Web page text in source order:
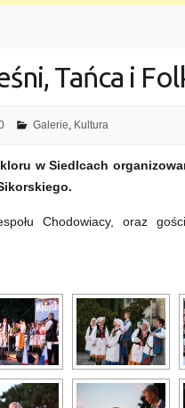
Tańca i
Galerie, Kultura
w Siedlcach
Chodowiacy, oraz